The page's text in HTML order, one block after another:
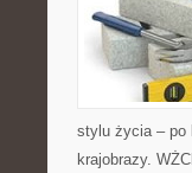
stylu życia – po
krajobrazy.